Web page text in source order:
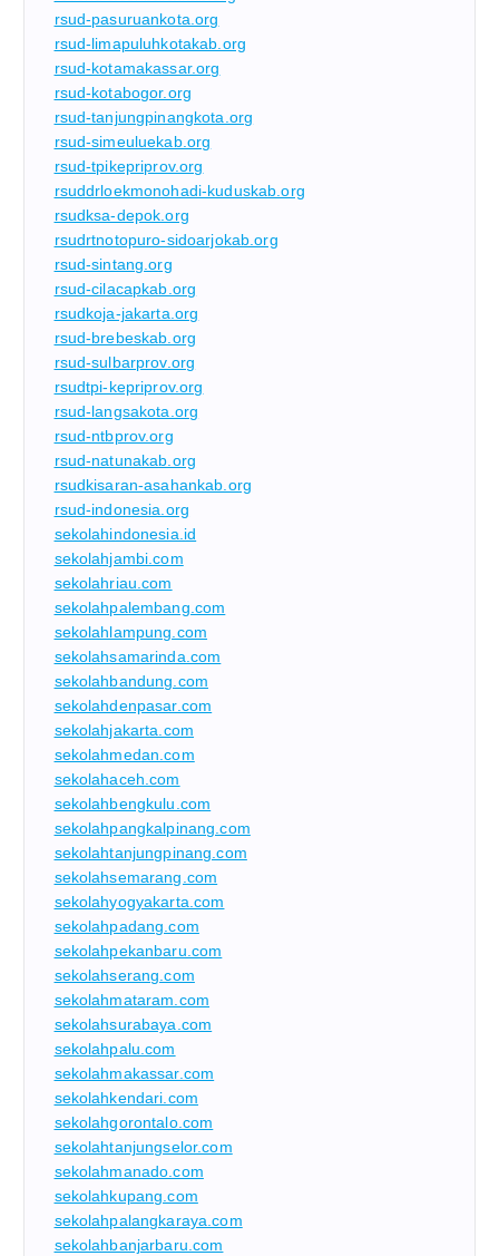
rsud-pasuruankota.org
rsud-limapuluhkotakab.org
rsud-kotamakassar.org
rsud-kotabogor.org
rsud-tanjungpinangkota.org
rsud-simeuluekab.org
rsud-tpikepriprov.org
rsuddrloekmonohadi-kuduskab.org
rsudksa-depok.org
rsudrtnotopuro-sidoarjokab.org
rsud-sintang.org
rsud-cilacapkab.org
rsudkoja-jakarta.org
rsud-brebeskab.org
rsud-sulbarprov.org
rsudtpi-kepriprov.org
rsud-langsakota.org
rsud-ntbprov.org
rsud-natunakab.org
rsudkisaran-asahankab.org
rsud-indonesia.org
sekolahindonesia.id
sekolahjambi.com
sekolahriau.com
sekolahpalembang.com
sekolahlampung.com
sekolahsamarinda.com
sekolahbandung.com
sekolahdenpasar.com
sekolahjakarta.com
sekolahmedan.com
sekolahaceh.com
sekolahbengkulu.com
sekolahpangkalpinang.com
sekolahtanjungpinang.com
sekolahsemarang.com
sekolahyogyakarta.com
sekolahpadang.com
sekolahpekanbaru.com
sekolahserang.com
sekolahmataram.com
sekolahsurabaya.com
sekolahpalu.com
sekolahmakassar.com
sekolahkendari.com
sekolahgorontalo.com
sekolahtanjungselor.com
sekolahmanado.com
sekolahkupang.com
sekolahpalangkaraya.com
sekolahbanjarbaru.com